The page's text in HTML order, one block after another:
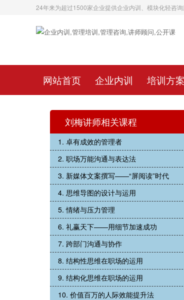
24年来为超过1500家企业提供企业内训、模块化轻咨询
网站首页 企业内训 培训方案
刘梅讲师相关课程
1. 卓有成效的管理者
2. 职场万能沟通与表达法
3. 新媒体文案撰写——“屏阅读”时代
4. 思维导图的设计与运用
5. 情绪与压力管理
6. 礼赢天下——用细节加速成功
7. 跨部门沟通与协作
8. 结构性思维在职场的运用
9. 结构化思维在职场的运用
10. 价值百万的人际效能提升法